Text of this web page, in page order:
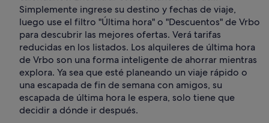
Simplemente ingrese su destino y fechas de viaje,
luego use el filtro "Última hora" o "Descuentos" de Vrbo
para descubrir las mejores ofertas. Verá tarifas
reducidas en los listados. Los alquileres de última hora
de Vrbo son una forma inteligente de ahorrar mientras
explora. Ya sea que esté planeando un viaje rápido o
una escapada de fin de semana con amigos, su
escapada de última hora le espera, solo tiene que
decidir a dónde ir después.